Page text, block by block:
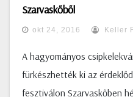
Szarvaskőből
okt 24, 2016 Keller
A hagyományos
fürkészhették ki az
fesztiválon Szarvaskőben